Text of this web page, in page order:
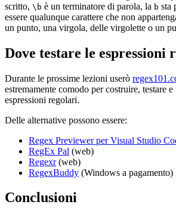
scritto, \b è un terminatore di parola, la b sta
essere qualunque carattere che non
un punto, una virgola, delle virgolette o un
Dove testare le espressioni
Durante le prossime lezioni userò
estremamente comodo per costruire, testare
espressioni regolari.
Delle alternative possono essere:
Regex Previewer per Visual Studio
RegEx Pal (web)
Regexr(web)
RegexBuddy (Windows a pagamento)
Conclusioni